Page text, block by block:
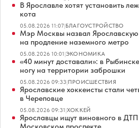
В Ярославле хотят установить
кота
05.08.2026 11:07|БЛАГОУСТРОЙСТВО
Мэр Москвы назвал Ярославскую
на продление наземного метро
05.08.2026 10:01|ЭКОНОМИКА
«40 минут доставали»: в
ногу на территории заброшки
05.08.2026 09:33|ПРОИСШЕСТВИЯ
Ярославские хоккеисты стали
в Череповце
05.08.2026 09:31|ХОККЕЙ
Ярославцы ищут виновного в